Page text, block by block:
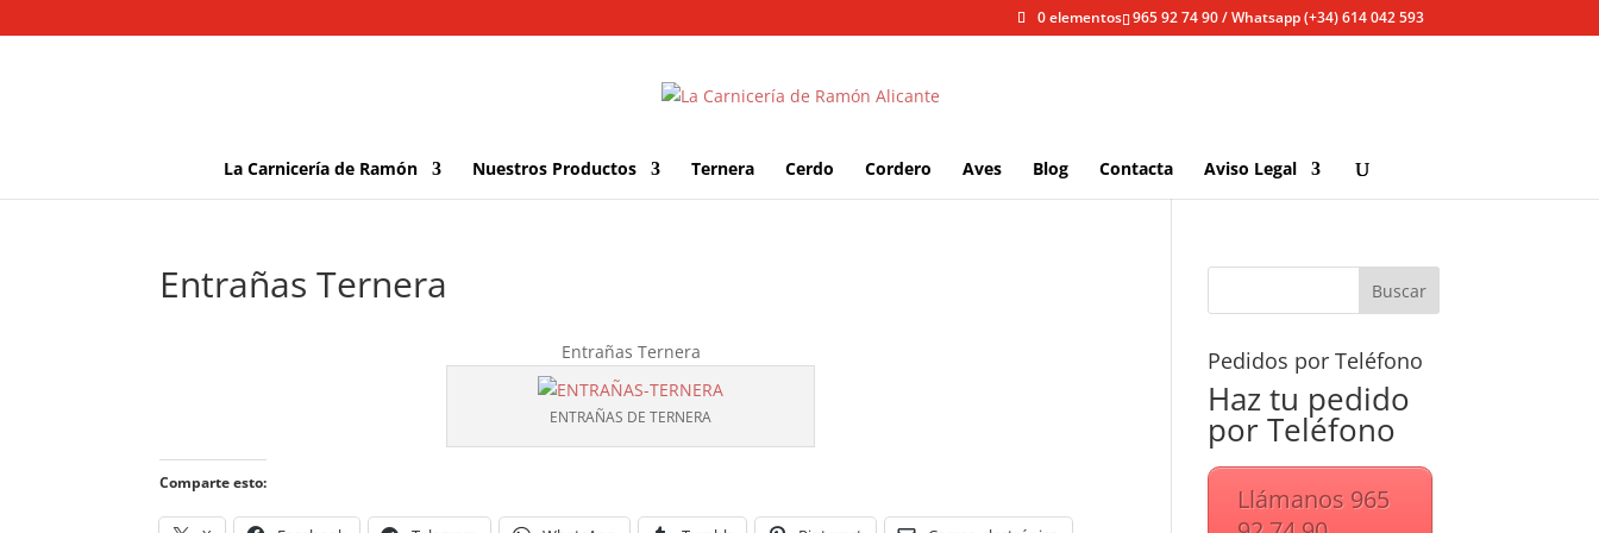
965 92 74 90 / Whatsapp (+34) 614 042 593
0 elementos
La Carnicería de Ramón Nuestros Productos Ternera Cerdo Cordero Aves Blog Contacta Aviso Legal
Entrañas Ternera
Entrañas Ternera
ENTRAÑAS DE TERNERA
Comparte esto:
Pedidos por Teléfono
Haz tu pedido
por Teléfono
Llámanos 965